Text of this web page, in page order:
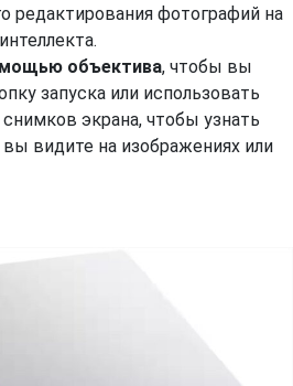
редактирования фотографий на
объектива, чтобы вы
запуска или использовать
экрана, чтобы узнать
видите на изображениях или